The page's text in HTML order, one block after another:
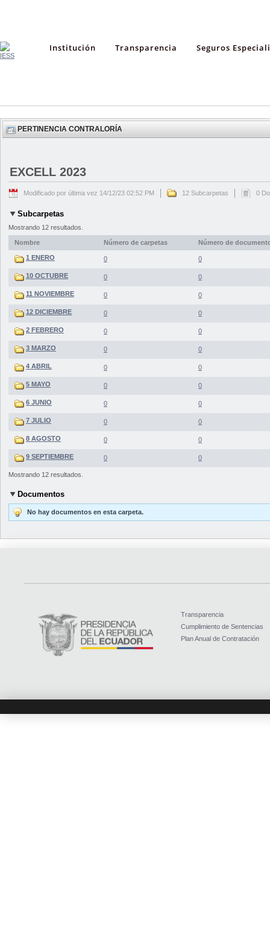
Institución Transparencia Seguros
PERTINENCIA CONTRALORÍA
EXCELL 2023
Modificado por última vez 14/12/23 02:52 PM 12 Subcarpetas 0
Subcarpetas
Mostrando 12 resultados.
Nombre Número de carpetas Número de
1 ENERO 0 0
10 OCTUBRE 0 0
11 NOVIEMBRE 0 0
12 DICIEMBRE 0 0
2 FEBRERO 0 0
3 MARZO 0 0
4 ABRIL 0 0
5 MAYO 0 0
6 JUNIO 0 0
7 JULIO 0 0
8 AGOSTO 0 0
9 SEPTIEMBRE 0 0
Mostrando 12 resultados.
Documentos
No hay documentos en esta carpeta.
Transparencia
Cumplimiento de Sentencias
Plan Anual de Contratación